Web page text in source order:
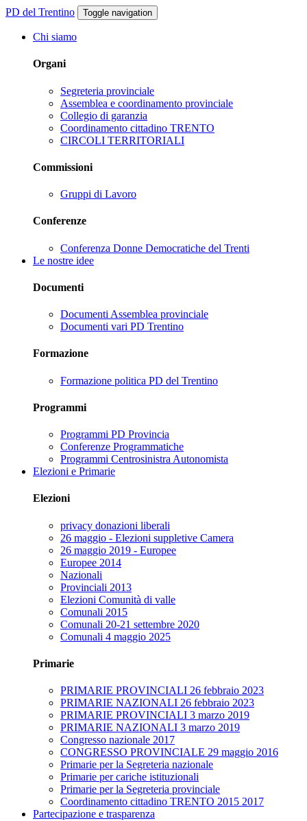
PD del Trentino Toggle navigation
Chi siamo
Organi
Segreteria provinciale
Assemblea e coordinamento provinciale
Collegio di garanzia
Coordinamento cittadino TRENTO
CIRCOLI TERRITORIALI
Commissioni
Gruppi di Lavoro
Conferenze
Conferenza Donne Democratiche del Trenti
Le nostre idee
Documenti
Documenti Assemblea provinciale
Documenti vari PD Trentino
Formazione
Formazione politica PD del Trentino
Programmi
Programmi PD Provincia
Conferenze Programmatiche
Programmi Centrosinistra Autonomista
Elezioni e Primarie
Elezioni
privacy donazioni liberali
26 maggio - Elezioni suppletive Camera
26 maggio 2019 - Europee
Europee 2014
Nazionali
Provinciali 2013
Elezioni Comunità di valle
Comunali 2015
Comunali 20-21 settembre 2020
Comunali 4 maggio 2025
Primarie
PRIMARIE PROVINCIALI 26 febbraio 2023
PRIMARIE NAZIONALI 26 febbraio 2023
PRIMARIE PROVINCIALI 3 marzo 2019
PRIMARIE NAZIONALI 3 marzo 2019
Congresso nazionale 2017
CONGRESSO PROVINCIALE 29 maggio 2016
Primarie per la Segreteria nazionale
Primarie per cariche istituzionali
Primarie per la Segreteria provinciale
Coordinamento cittadino TRENTO 2015 2017
Partecipazione e trasparenza